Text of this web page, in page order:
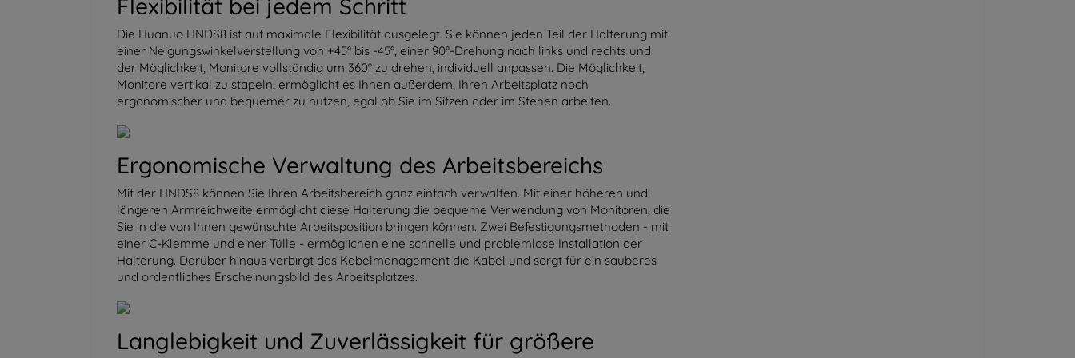
Flexibilität bei jedem Schritt
Die Huanuo HNDS8 ist auf maximale Flexibilität ausgelegt. Sie können jeden Teil der Halterung mit
einer Neigungswinkelverstellung von +45° bis -45°, einer 90°-Drehung nach links und rechts und
der Möglichkeit, Monitore vollständig um 360° zu drehen, individuell anpassen. Die Möglichkeit,
Monitore vertikal zu stapeln, ermöglicht es Ihnen außerdem, Ihren Arbeitsplatz noch
ergonomischer und bequemer zu nutzen, egal ob Sie im Sitzen oder im Stehen arbeiten.
Ergonomische Verwaltung des Arbeitsbereichs
Mit der HNDS8 können Sie Ihren Arbeitsbereich ganz einfach verwalten. Mit einer höheren und
längeren Armreichweite ermöglicht diese Halterung die bequeme Verwendung von Monitoren, die
Sie in die von Ihnen gewünschte Arbeitsposition bringen können. Zwei Befestigungsmethoden - mit
einer C-Klemme und einer Tülle - ermöglichen eine schnelle und problemlose Installation der
Halterung. Darüber hinaus verbirgt das Kabelmanagement die Kabel und sorgt für ein sauberes
und ordentliches Erscheinungsbild des Arbeitsplatzes.
Langlebigkeit und Zuverlässigkeit für größere